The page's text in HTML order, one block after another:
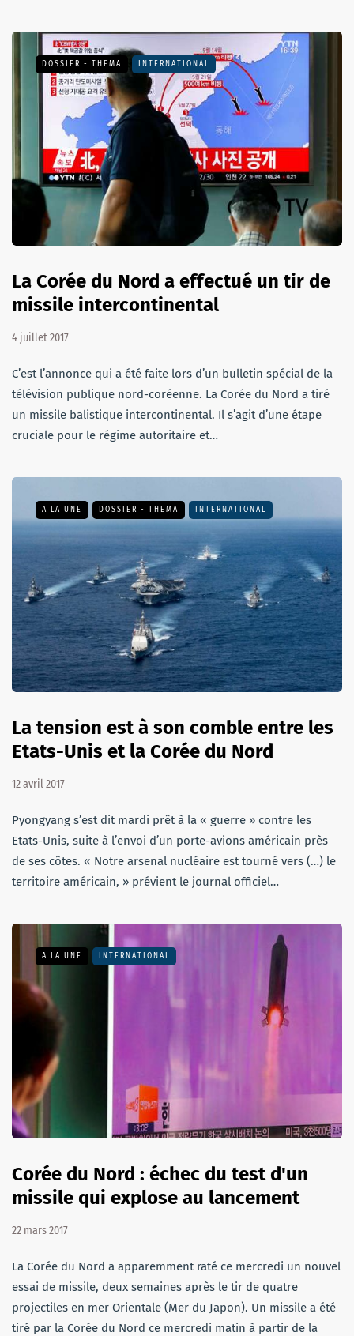
DOSSIER - THEMA INTERNATIONAL
La Corée du Nord a effectué un tir de
missile intercontinental
4 juillet 2017
C’est l’annonce qui a été faite lors d’un bulletin spécial de la
télévision publique nord-coréenne. La Corée du Nord a tiré
un missile balistique intercontinental. Il s’agit d’une étape
cruciale pour le régime autoritaire et…
A LA UNE DOSSIER - THEMA INTERNATIONAL
La tension est à son comble entre les
Etats-Unis et la Corée du Nord
12 avril 2017
Pyongyang s’est dit mardi prêt à la « guerre » contre les
Etats-Unis, suite à l’envoi d’un porte-avions américain près
de ses côtes. « Notre arsenal nucléaire est tourné vers (…) le
territoire américain, » prévient le journal officiel…
A LA UNE INTERNATIONAL
Corée du Nord : échec du test d'un
missile qui explose au lancement
22 mars 2017
La Corée du Nord a apparemment raté ce mercredi un nouvel
essai de missile, deux semaines après le tir de quatre
projectiles en mer Orientale (Mer du Japon). Un missile a été
tiré par la Corée du Nord ce mercredi matin à partir de la